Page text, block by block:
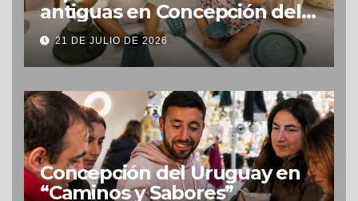
antiguas en Concepción del
Uruguay
21 DE JULIO DE 2026
Concepción del Uruguay en
“Caminos y Sabores”